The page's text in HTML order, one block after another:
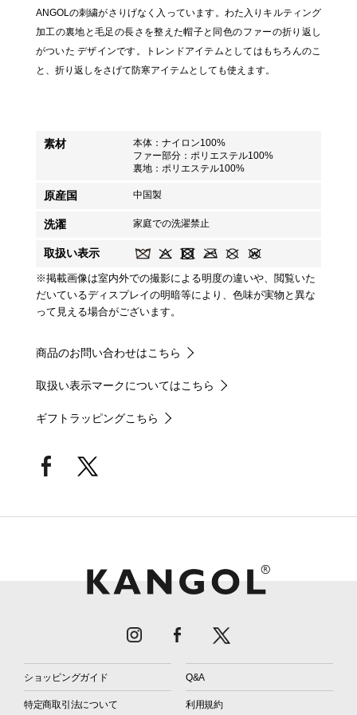
ANGOLの刺繍がさりげなく入っています。わた入りキルティング
加工の裏地と毛足の長さを整えた帽子と同色のファーの折り返し
がついた デザインです。トレンドアイテムとしてはもちろんのこ
と、折り返しをさげて防寒アイテムとしても使えます。
素材
本体：ナイロン100%
ファー部分：ポリエステル100%
裏地：ポリエステル100%
原産国 中国製
洗濯 家庭での洗濯禁止
取扱い表示
※掲載画像は室内外での撮影による明度の違いや、閲覧いた
だいているディスプレイの明暗等により、色味が実物と異な
って見える場合がございます。
商品のお問い合わせはこちら
取扱い表示マークについてはこちら
ギフトラッピングこちら
ショッピングガイド Q&A
特定商取引法について 利用規約